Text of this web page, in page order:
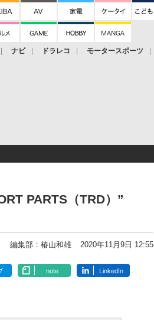
ナビ ドラレコ モータースポーツ
PARTS（TRD）”
編集部：椿山和雄 2020年11月9日 12:55
note LinkedIn